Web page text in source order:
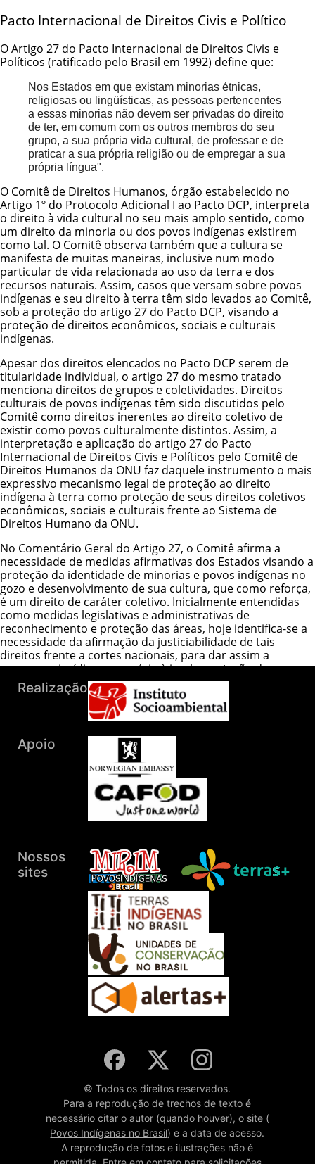
Pacto Internacional de Direitos Civis e Político
O Artigo 27 do Pacto Internacional de Direitos Civis e
Políticos (ratificado pelo Brasil em 1992) define que:
Nos Estados em que existam minorias étnicas,
religiosas ou lingüísticas, as pessoas pertencentes
a essas minorias não devem ser privadas do direito
de ter, em comum com os outros membros do seu
grupo, a sua própria vida cultural, de professar e de
praticar a sua própria religião ou de empregar a sua
própria língua".
O Comitê de Direitos Humanos, órgão estabelecido no
Artigo 1º do Protocolo Adicional I ao Pacto DCP, interpreta
o direito à vida cultural no seu mais amplo sentido, como
um direito da minoria ou dos povos indígenas existirem
como tal. O Comitê observa também que a cultura se
manifesta de muitas maneiras, inclusive num modo
particular de vida relacionada ao uso da terra e dos
recursos naturais. Assim, casos que versam sobre povos
indígenas e seu direito à terra têm sido levados ao Comitê,
sob a proteção do artigo 27 do Pacto DCP, visando a
proteção de direitos econômicos, sociais e culturais
indígenas.
Apesar dos direitos elencados no Pacto DCP serem de
titularidade individual, o artigo 27 do mesmo tratado
menciona direitos de grupos e coletividades. Direitos
culturais de povos indígenas têm sido discutidos pelo
Comitê como direitos inerentes ao direito coletivo de
existir como povos culturalmente distintos. Assim, a
interpretação e aplicação do artigo 27 do Pacto
Internacional de Direitos Civis e Políticos pelo Comitê de
Direitos Humanos da ONU faz daquele instrumento o mais
expressivo mecanismo legal de proteção ao direito
indígena à terra como proteção de seus direitos coletivos
econômicos, sociais e culturais frente ao Sistema de
Direitos Humano da ONU.
No Comentário Geral do Artigo 27, o Comitê afirma a
necessidade de medidas afirmativas dos Estados visando a
proteção da identidade de minorias e povos indígenas no
gozo e desenvolvimento de sua cultura, que como reforça,
é um direito de caráter coletivo. Inicialmente entendidas
como medidas legislativas e administrativas de
reconhecimento e proteção das áreas, hoje identifica-se a
necessidade da afirmação da justiciabilidade de tais
direitos frente a cortes nacionais, para dar assim a
segurança jurídica necessária à implementação dos
direitos na prática.